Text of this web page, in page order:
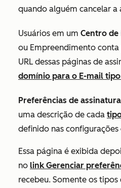
quando alguém cancelar a
Usuários em um Centro
ou Empreendimento conta
URL dessas páginas de
domínio para o E-mail
Preferências de
uma descrição de cada
definido nas configurações
Essa página é exibida
no linkGerenciar
recebeu. Somente os tipos